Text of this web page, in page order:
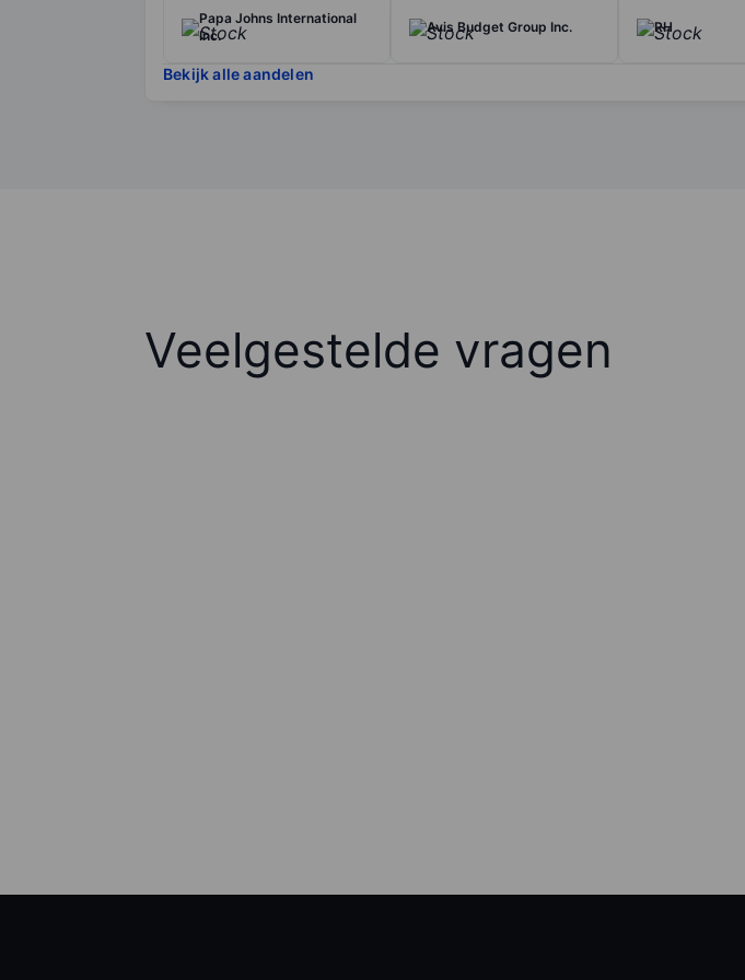
Papa Johns International
Inc.
Avis Budget Group Inc. RH
Bekijk alle aandelen
Veelgestelde vragen